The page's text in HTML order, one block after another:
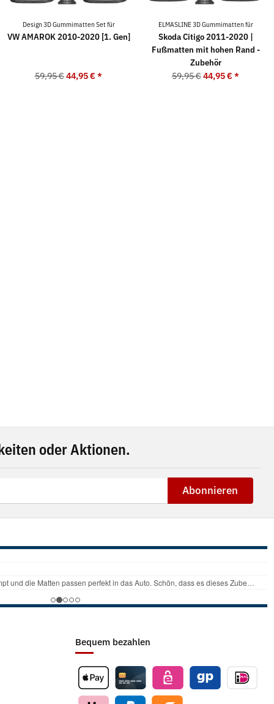
Design 3D Gummimatten Set für
VW AMAROK 2010-2020 [1. Gen]
59,95 € 44,95 €*
ELMASLINE 3D Gummimatten für
Skoda Citigo 2011-2020 |
Fußmatten mit hohen Rand -
Zubehör
59,95 € 44,95 €*
oder Aktionen.
Abonnieren
Bequem bezahlen